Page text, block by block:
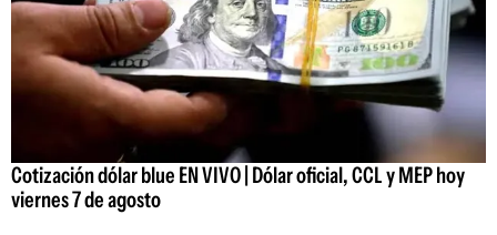
Cotización dólar blue EN VIVO | Dólar oficial, CCL y MEP hoy
viernes 7 de agosto